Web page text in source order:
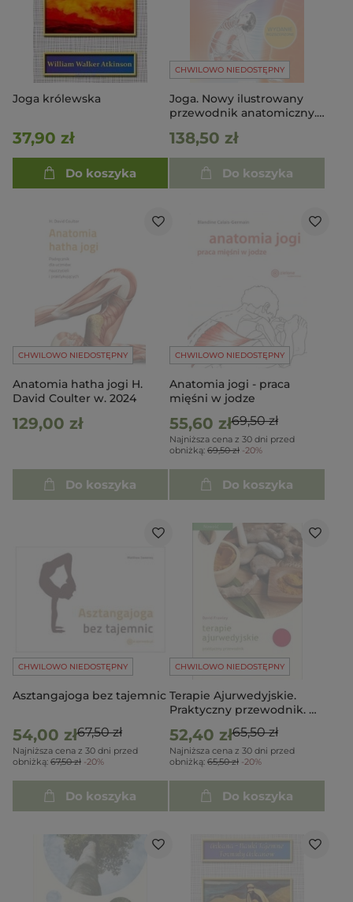
Joga królewska
37,90 zł
Do koszyka
CHWILOWO NIEDOSTĘPNY
Joga. Nowy ilustrowany
przewodnik anatomiczny.
138,50 zł
Do koszyka
CHWILOWO NIEDOSTĘPNY
Anatomia hatha jogi H.
David Coulter w. 2024
129,00 zł
Do koszyka
CHWILOWO NIEDOSTĘPNY
Anatomia jogi - praca
mięśni w jodze
55,60 zł69,50 zł
Najniższa cena z 30 dni przed
obniżką: 69,50 zł -20%
Do koszyka
CHWILOWO NIEDOSTĘPNY
Asztangajoga bez tajemnic
54,00 zł67,50 zł
Najniższa cena z 30 dni przed
obniżką: 67,50 zł -20%
Do koszyka
CHWILOWO NIEDOSTĘPNY
Terapie Ajurwedyjskie.
Praktyczny przewodnik. W.
52,40 zł65,50 zł
Najniższa cena z 30 dni przed
obniżką: 65,50 zł -20%
Do koszyka